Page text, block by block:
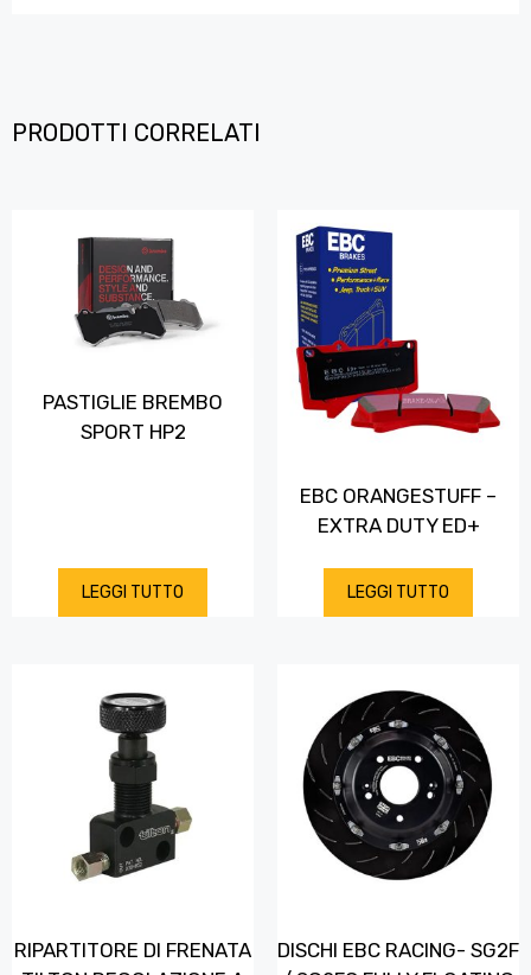
PRODOTTI CORRELATI
PASTIGLIE BREMBO
SPORT HP2
LEGGI TUTTO
EBC ORANGESTUFF –
EXTRA DUTY ED+
LEGGI TUTTO
RIPARTITORE DI FRENATA
DISCHI EBC RACING- SG2F